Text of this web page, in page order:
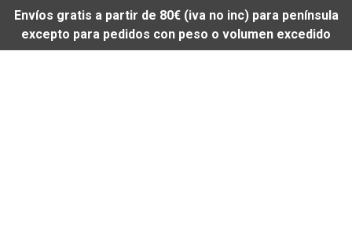
Envíos gratis a partir de 80€ (iva no inc) para península
excepto para pedidos con peso o volumen excedido